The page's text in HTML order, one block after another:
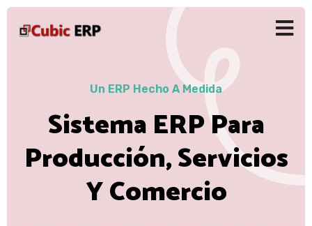
Un ERP Hecho A Medida
Sistema ERP Para
Producción, Servicios
Y Comercio